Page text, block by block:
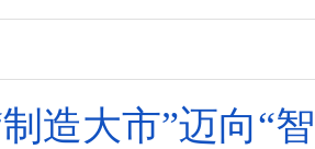
造大市”迈向“